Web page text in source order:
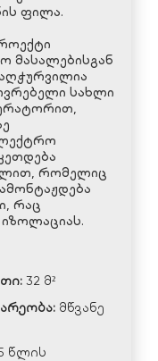
ფილა.
მასალებისგან
სახლი
რომელიც
რაც
: 32 მ²
: მწვანე
წლის